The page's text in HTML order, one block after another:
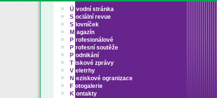
Ú vodní stránka
S ociální revue
S lovníček
M agazín
P rofesionálové
P rofesní soutěže
P odnikání
T iskové zprávy
V eletrhy
N eziskové ogranizace
F otogalerie
K ontakty